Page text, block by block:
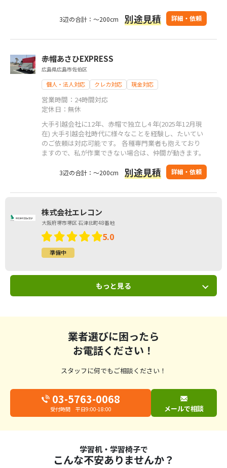
3辺の合計：～200cm 別途見積 詳細・依頼
赤帽あさひEXPRESS
広島県広島市佐伯区
個人・法人対応 クレカ対応 現金対応
営業時間：24時間対応
定休日：無休
大手引越会社に12年、赤帽で独立し4 年(2025年12月現
在) 大手引越会社時代に様々なことを経験し、たいてい
のご依頼は対応可能です。 各種専門業者も抱えており
ますので、私が作業できない場合は、仲間が動きます。
3辺の合計：～200cm 別途見積 詳細・依頼
株式会社エレコン
大阪府堺市堺区 石津北町48番地
5.0
準備中
もっと見る
業者選びに困ったら
お電話ください！
スタッフに何でもご相談ください！
03-5763-0068
受付時間 平日9:00-18:00 メールで相談
学習机・学習椅子で
こんな不安ありませんか？